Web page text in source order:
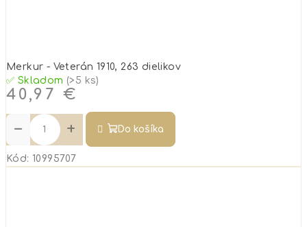
Merkur - Veterán 1910, 263 dielikov
✅ Skladom (>5 ks)
40,97 €
+
− Do košíka
Kód: 10995707